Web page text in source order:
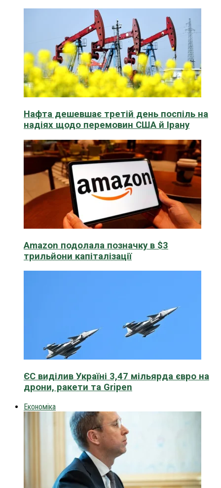
Нафта дешевшає третій день поспіль на
надіях щодо перемовин США й Ірану
Amazon подолала позначку в $3
трильйони капіталізації
ЄС виділив Україні 3,47 мільярда євро на
дрони, ракети та Gripen
Економіка